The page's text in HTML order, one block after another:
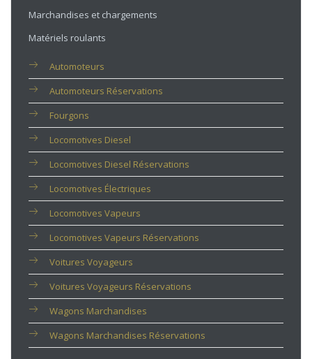
Marchandises et chargements
Matériels roulants
Automoteurs
Automoteurs Réservations
Fourgons
Locomotives Diesel
Locomotives Diesel Réservations
Locomotives Électriques
Locomotives Vapeurs
Locomotives Vapeurs Réservations
Voitures Voyageurs
Voitures Voyageurs Réservations
Wagons Marchandises
Wagons Marchandises Réservations